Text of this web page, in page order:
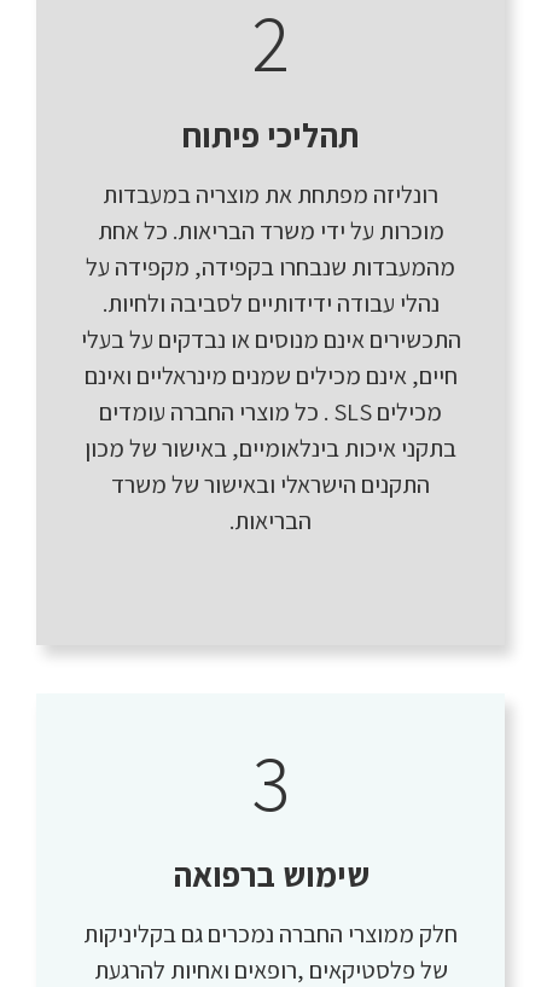
2
תהליכי פיתוח
רונליזה מפתחת את מוצריה במעבדות
מוכרות על ידי משרד הבריאות. כל אחת
מהמעבדות שנבחרו בקפידה, מקפידה על
נהלי עבודה ידידותיים לסביבה ולחיות.
התכשירים אינם מנוסים או נבדקים על בעלי
חיים, אינם מכילים שמנים מינראליים ואינם
מכילים SLS . כל מוצרי החברה עומדים
בתקני איכות בינלאומיים, באישור של מכון
התקנים הישראלי ובאישור של משרד
הבריאות.
3
שימוש ברפואה
חלק ממוצרי החברה נמכרים גם בקליניקות
של פלסטיקאים ,רופאים ואחיות להרגעת